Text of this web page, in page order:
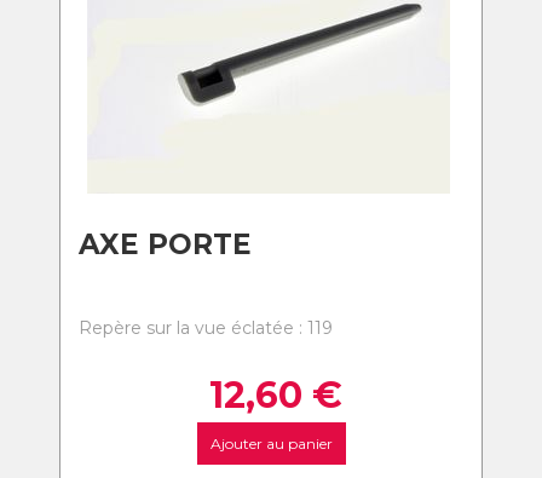
AXE PORTE
Repère sur la vue éclatée : 119
12,60 €
Ajouter au panier